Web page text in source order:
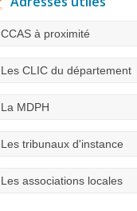
CCAS à proximité
Les CLIC du département
La MDPH
Les tribunaux d'instance
Les associations locales